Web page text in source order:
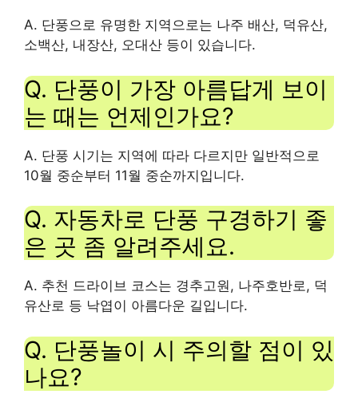
A. 단풍으로 유명한 지역으로는 나주 배산, 덕유산,
소백산, 내장산, 오대산 등이 있습니다.
Q. 단풍이 가장 아름답게 보이
는 때는 언제인가요?
A. 단풍 시기는 지역에 따라 다르지만 일반적으로
10월 중순부터 11월 중순까지입니다.
Q. 자동차로 단풍 구경하기 좋
은 곳 좀 알려주세요.
A. 추천 드라이브 코스는 경추고원, 나주호반로, 덕
유산로 등 낙엽이 아름다운 길입니다.
Q. 단풍놀이 시 주의할 점이 있
나요?